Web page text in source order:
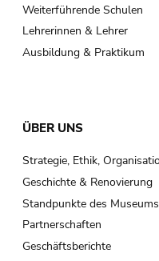
Weiterführende Schulen
Lehrerinnen & Lehrer
Ausbildung & Praktikum
ÜBER UNS
Strategie, Ethik,
Geschichte & Renovierung
Standpunkte des Museums
Partnerschaften
Geschäftsberichte